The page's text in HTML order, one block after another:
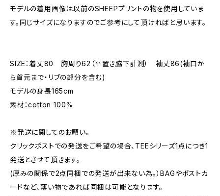
モデルの着用画像は以前のSHEEPプリントの物を使用していま
す。同じサイズになりますのでご参考にして頂ければと思います。
SIZE：着丈80 胸周り62（平置き脇下計測） 袖丈86(袖口か
ら首元まで・リブの部分を含む)
モデルの身長165cm
素材：cotton 100%
※発送に関してのお願い。
クリックポストでの発送をご希望の場合、TEEシリーズ1点につき1
発送とさせて頂きます。
(厚みの関係で2点同梱での発送が出来ない為。）BAGやポストカ
ードなど、薄い物であれば同梱は可能となります。